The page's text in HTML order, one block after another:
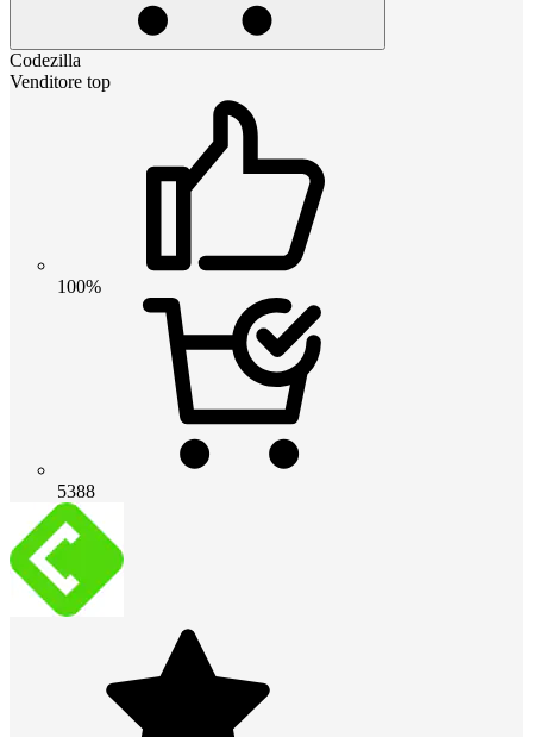
Codezilla
Venditore top
100%
5388